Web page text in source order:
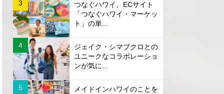
つなぐハワイ、ECサイト
「つなぐハワイ・マーケッ
ト」の単...
ジェイク・シマブクロとの
ユニークなコラボレーショ
ンが気に...
メイドインハワイのことを